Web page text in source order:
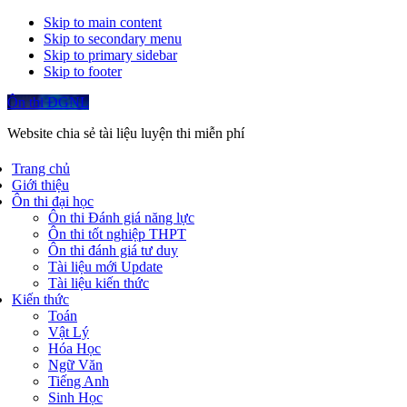
Skip to main content
Skip to secondary menu
Skip to primary sidebar
Skip to footer
Ôn thi ĐGNL
Website chia sẻ tài liệu luyện thi miễn phí
Trang chủ
Giới thiệu
Ôn thi đại học
Ôn thi Đánh giá năng lực
Ôn thi tốt nghiệp THPT
Ôn thi đánh giá tư duy
Tài liệu mới Update
Tài liệu kiến thức
Kiến thức
Toán
Vật Lý
Hóa Học
Ngữ Văn
Tiếng Anh
Sinh Học